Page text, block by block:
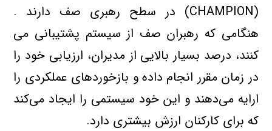
(CHAMPION) در سطح رهبري صف دارند .
هنگامي كه رهبران صف از سيستم پشتيباني مي
كنند، درصد بسيار بالايي از مديران، ارزيابي خود را
در زمان مقرر انجام داده و بازخوردهاي عملكردي را
ارايه مي‌دهند و اين خود سيستمي را ايجاد مي‌كند
كه براي كاركنان ارزش بيشتري دارد.